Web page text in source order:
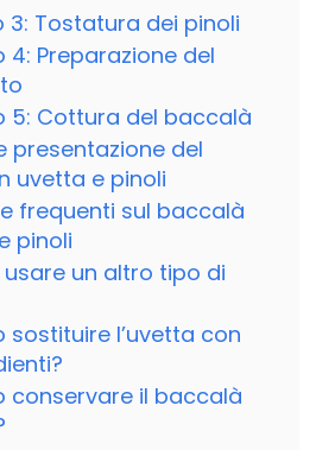
3: Tostatura dei pinoli
4: Preparazione del
5: Cottura del baccalà
presentazione del
uvetta e pinoli
frequenti sul baccalà
pinoli
usare un altro tipo di
sostituire l’uvetta con
conservare il baccalà